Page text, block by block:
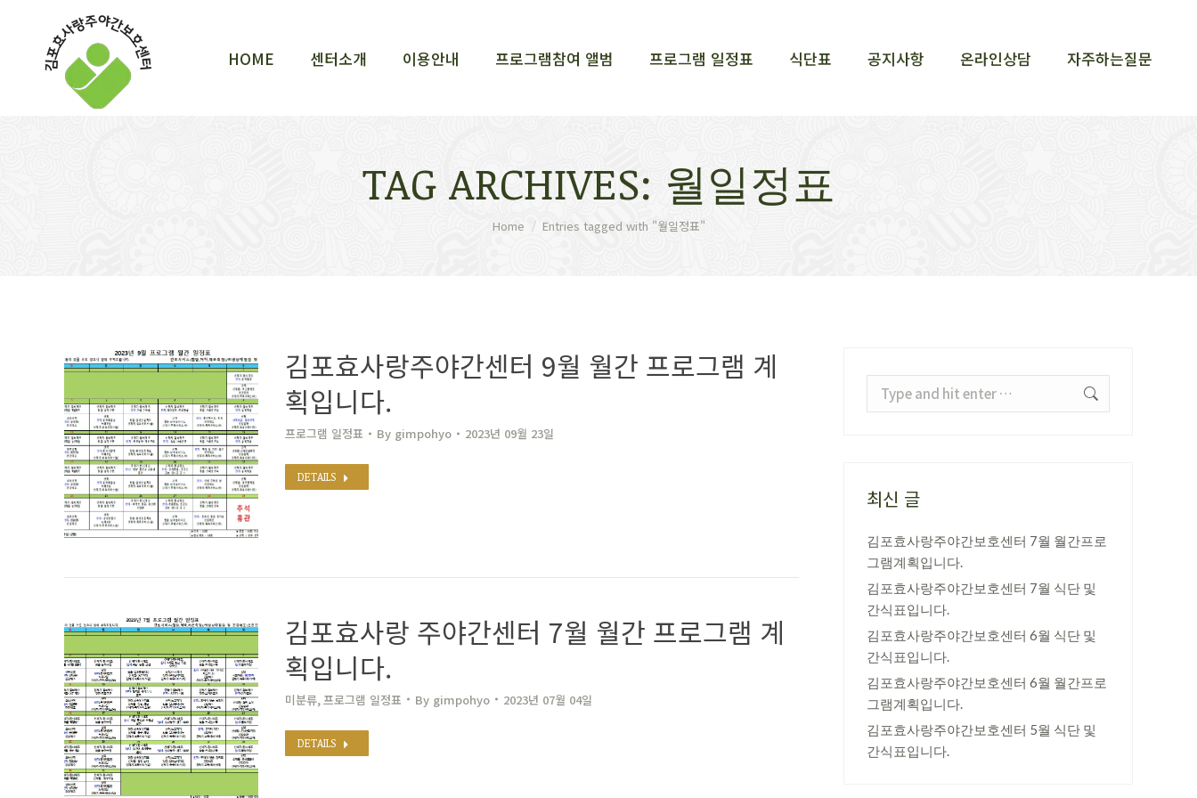
HOME 센터소개 이용안내 프로그램참여 앨범 프로그램 일정표 식단표 공지사항 온라인상담 자주하는질문
TAG ARCHIVES: 월일정표
You are here:
Home Entries tagged with "월일정표"
김포효사랑주야간센터 9월 월간 프로그램 계
획입니다.
프로그램 일정표 By gimpohyo​ 2023년 09월 23일
DETAILS
김포효사랑 주야간센터 7월 월간 프로그램 계
획입니다.
미분류, 프로그램 일정표 By gimpohyo​ 2023년 07월 04일
DETAILS
Search:
최신 글
김포효사랑주야간보호센터 7월 월간프로
그램계획입니다.
김포효사랑주야간보호센터 7월 식단 및
간식표입니다.
김포효사랑주야간보호센터 6월 식단 및
간식표입니다.
김포효사랑주야간보호센터 6월 월간프로
그램계획입니다.
김포효사랑주야간보호센터 5월 식단 및
간식표입니다.